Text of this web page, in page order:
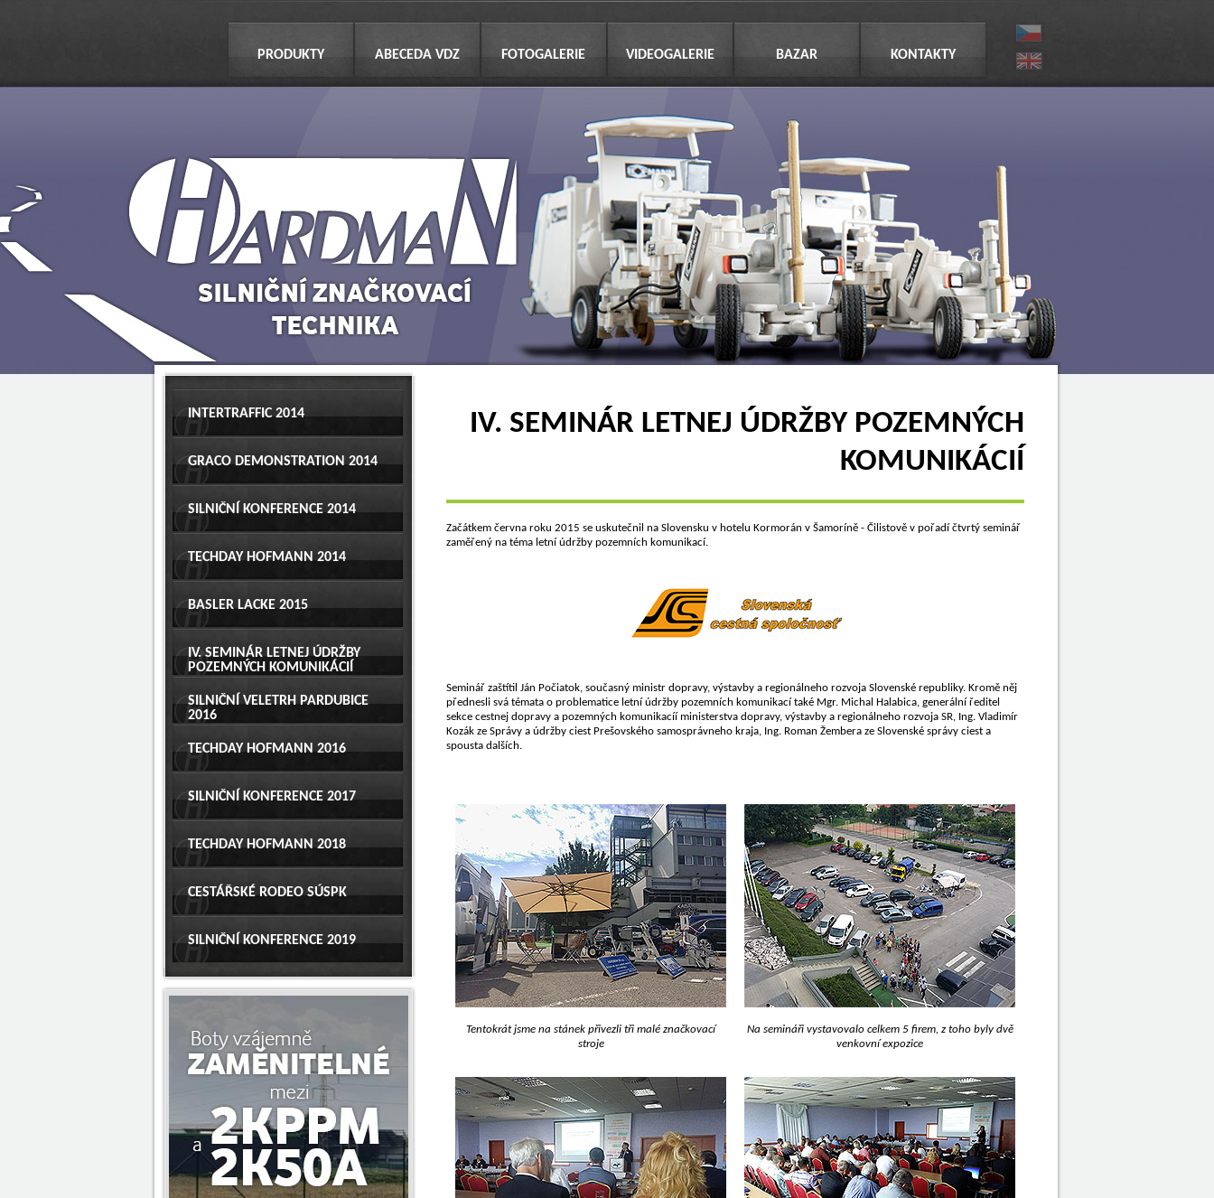
PRODUKTY ABECEDA VDZ FOTOGALERIE VIDEOGALERIE BAZAR KONTAKTY
INTERTRAFFIC 2014
GRACO DEMONSTRATION 2014
SILNIČNÍ KONFERENCE 2014
TECHDAY HOFMANN 2014
BASLER LACKE 2015
IV. SEMINÁR LETNEJ ÚDRŽBY
POZEMNÝCH KOMUNIKÁCIÍ
SILNIČNÍ VELETRH PARDUBICE
2016
TECHDAY HOFMANN 2016
SILNIČNÍ KONFERENCE 2017
TECHDAY HOFMANN 2018
CESTÁŘSKÉ RODEO SÚSPK
SILNIČNÍ KONFERENCE 2019
IV. SEMINÁR LETNEJ ÚDRŽBY POZEMNÝCH
KOMUNIKÁCIÍ
Začátkem června roku 2015 se uskutečnil na Slovensku v hotelu Kormorán v Šamoríně - Čilistově v pořadí čtvrtý seminář
zaměřený na téma letní údržby pozemních komunikací.
Seminář zaštítil Ján Počiatok, současný ministr dopravy, výstavby a regionálneho rozvoja Slovenské republiky. Kromě něj
přednesli svá témata o problematice letní údržby pozemních komunikací také Mgr. Michal Halabica, generální ředitel
sekce cestnej dopravy a pozemných komunikacíí ministerstva dopravy, výstavby a regionálneho rozvoja SR, Ing. Vladimír
Kozák ze Správy a údržby ciest Prešovského samosprávneho kraja, Ing. Roman Žembera ze Slovenské správy ciest a
spousta dalších.
Tentokrát jsme na stánek přivezli tři malé značkovací
stroje
Na semináři vystavovalo celkem 5 firem, z toho byly dvě
venkovní expozice